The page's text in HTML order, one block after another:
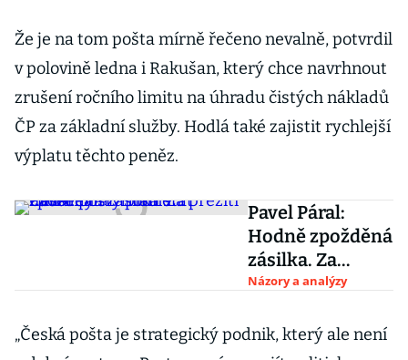
Že je na tom pošta mírně řečeno nevalně, potvrdil
v polovině ledna i Rakušan, který chce navrhnout
zrušení ročního limitu na úhradu čistých nákladů
ČP za základní služby. Hodlá také zajistit rychlejší
výplatu těchto peněz.
Pavel Páral:
Hodně zpožděná
zásilka. Za
přežití České
miliardy
Názory a analýzy
„Česká pošta je strategický podnik, který ale není